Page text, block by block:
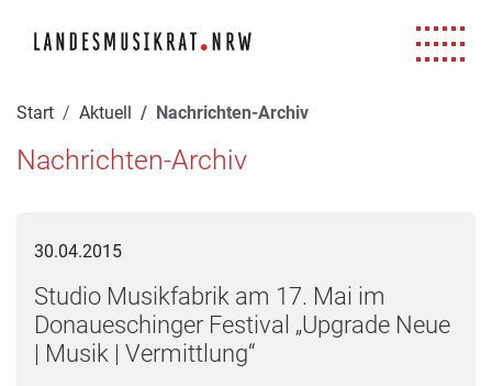
Start Aktuell Nachrichten-Archiv
Nachrichten-Archiv
30.04.2015
Studio Musikfabrik am 17. Mai im
Donaueschinger Festival „Upgrade Neue
| Musik | Vermittlung“